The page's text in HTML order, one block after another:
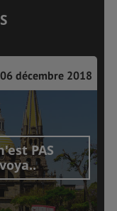
06 décembre 2018
PAS